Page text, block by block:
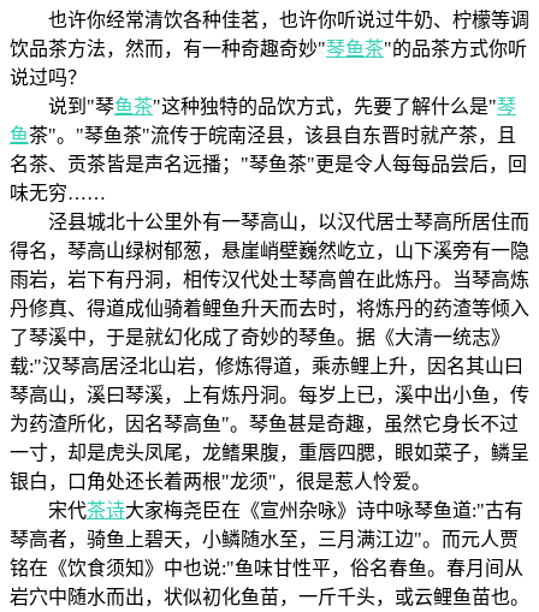
也许你经常清饮各种佳茗，也许你听说过牛奶、柠檬等调
饮品茶方法，然而，有一种奇趣奇妙"琴鱼茶"的品茶方式你听
说过吗？
说到"琴鱼茶"这种独特的品饮方式，先要了解什么是"琴
鱼茶"。"琴鱼茶"流传于皖南泾县，该县自东晋时就产茶，且
名茶、贡茶皆是声名远播；"琴鱼茶"更是令人每每品尝后，回
味无穷……
泾县城北十公里外有一琴高山，以汉代居士琴高所居住而
得名，琴高山绿树郁葱，悬崖峭壁巍然屹立，山下溪旁有一隐
雨岩，岩下有丹洞，相传汉代处士琴高曾在此炼丹。当琴高炼
丹修真、得道成仙骑着鲤鱼升天而去时，将炼丹的药渣等倾入
了琴溪中，于是就幻化成了奇妙的琴鱼。据《大清一统志》
载:"汉琴高居泾北山岩，修炼得道，乘赤鲤上升，因名其山曰
琴高山，溪曰琴溪，上有炼丹洞。每岁上已，溪中出小鱼，传
为药渣所化，因名琴高鱼"。琴鱼甚是奇趣，虽然它身长不过
一寸，却是虎头凤尾，龙鳍果腹，重唇四腮，眼如菜子，鳞呈
银白，口角处还长着两根"龙须"，很是惹人怜爱。
宋代茶诗大家梅尧臣在《宣州杂咏》诗中咏琴鱼道:"古有
琴高者，骑鱼上碧天，小鳞随水至，三月满江边"。而元人贾
铭在《饮食须知》中也说:"鱼味甘性平，俗名春鱼。春月间从
岩穴中随水而出，状似初化鱼苗，一斤千头，或云鲤鱼苗也。